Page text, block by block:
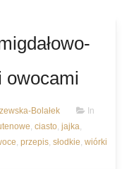
owocami
Bolałek
In
, ciasto, jajka,
, przepis, słodkie, wiórki